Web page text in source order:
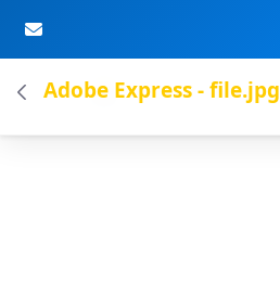
Adobe Express - file.jpg